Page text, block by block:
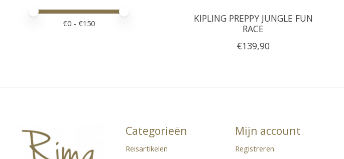
Minimale prijswaarde
Price maximum value
€0 - €150
KIPLING PREPPY JUNGLE FUN
RACE
€139,90
Categorieën
Reisartikelen
Mijn account
Registreren